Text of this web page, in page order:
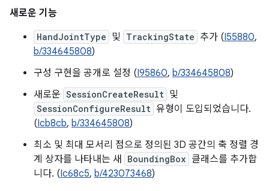
새로운 기능
HandJointType 및 TrackingState 추가 (I55880,
b/334645808)
구성 구현을 공개로 설정 (I95860, b/334645808)
새로운 SessionCreateResult 및
SessionConfigureResult 유형이 도입되었습니다.
(Icb8cb, b/334645808)
최소 및 최대 모서리 점으로 정의된 3D 공간의 축 정렬 경
계 상자를 나타내는 새
BoundingBox 클래스를 추가합
니다. (Ic68c5, b/423073468)